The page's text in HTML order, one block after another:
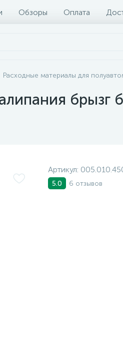
Обзоры Оплата
Расходные материалы для
брызг
Артикул:
5.0 6 отзывов